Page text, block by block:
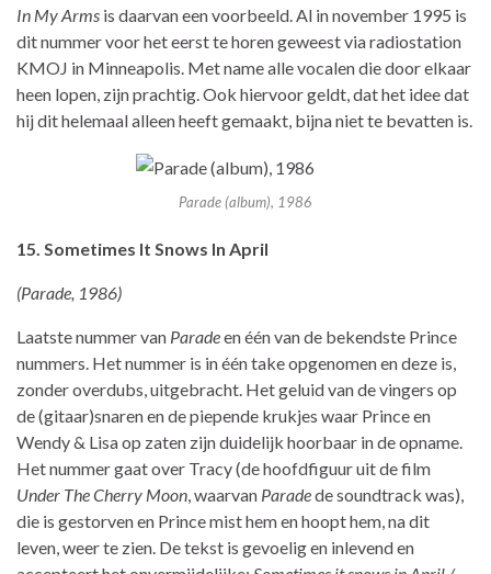
In My Arms is daarvan een voorbeeld. Al in november 1995 is
dit nummer voor het eerst te horen geweest via radiostation
KMOJ in Minneapolis. Met name alle vocalen die door elkaar
heen lopen, zijn prachtig. Ook hiervoor geldt, dat het idee dat
hij dit helemaal alleen heeft gemaakt, bijna niet te bevatten is.
Parade (album), 1986
15. Sometimes It Snows In April
(Parade, 1986)
Laatste nummer van Paradeen één van de bekendste Prince
nummers. Het nummer is in één take opgenomen en deze is,
zonder overdubs, uitgebracht. Het geluid van de vingers op
de (gitaar)snaren en de piepende krukjes waar Prince en
Wendy & Lisa op zaten zijn duidelijk hoorbaar in de opname.
Het nummer gaat over Tracy (de hoofdfiguur uit de film
Under The Cherry Moon, waarvan Paradede soundtrack was),
die is gestorven en Prince mist hem en hoopt hem, na dit
leven, weer te zien. De tekst is gevoelig en inlevend en